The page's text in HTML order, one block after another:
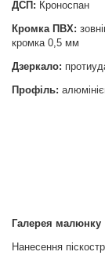
ДСП: Кроноспан
Кромка ПВХ:
кромка 0,5 мм
Дзеркало:
Профіль:
Галерея малюнку
Нанесення